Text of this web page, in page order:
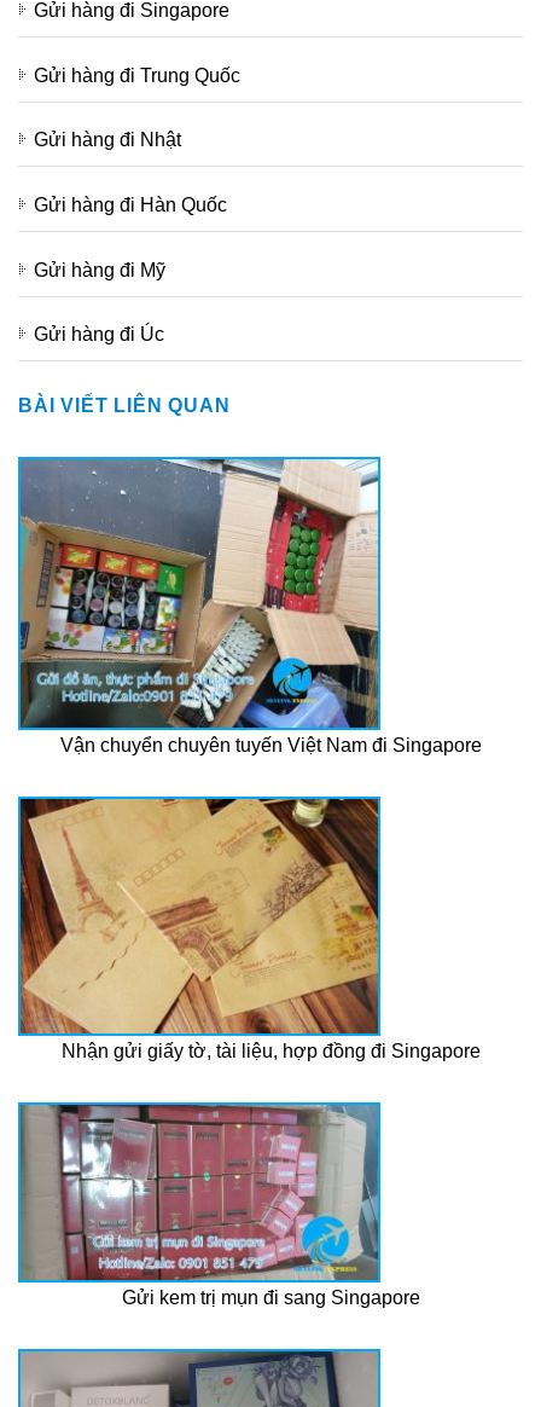
Gửi hàng đi Singapore
Gửi hàng đi Trung Quốc
Gửi hàng đi Nhật
Gửi hàng đi Hàn Quốc
Gửi hàng đi Mỹ
Gửi hàng đi Úc
BÀI VIẾT LIÊN QUAN
Vận chuyển chuyên tuyến Việt Nam đi Singapore
Nhận gửi giấy tờ, tài liệu, hợp đồng đi Singapore
Gửi kem trị mụn đi sang Singapore